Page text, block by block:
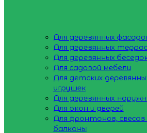
Для деревянных
Для деревянных террас
Для деревянных
Для садовой мебели
Для детских
игрушек
Для деревянных
Для окон и дверей
Для фронтонов, свесов
балконы